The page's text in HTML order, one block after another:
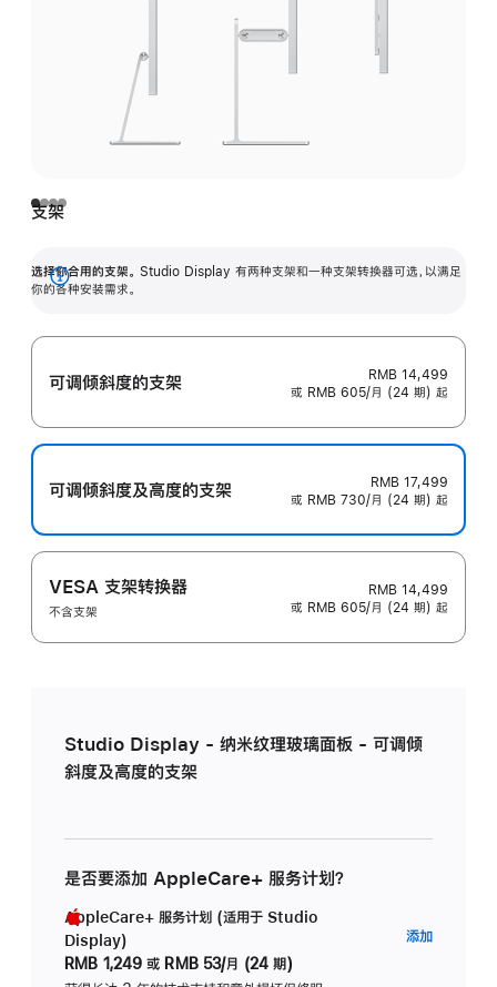
支架
选择你合用的支架。 Studio Display 有两种支架和一种支架转换器可选，以满足
你的各种安装需求。
展
可调倾斜度的支架
RMB 14,499
或 RMB 605/月 (24 期) 起
可调倾斜度及高‍度的支‍架
RMB 17,499
或 RMB 730/月 (24 期) 起
VESA 支架转换器
不含支架
RMB 14,499
或 RMB 605/月 (24 期) 起
Studio Display - 纳米纹理玻璃面板 - 可调倾
斜度及高度的支架
是否要添加 AppleCare+ 服务计划？
AppleCare+ 服务计划 (适用于 Studio
Display)
RMB 1,249 或 RMB 53/月 (24 期)
添加